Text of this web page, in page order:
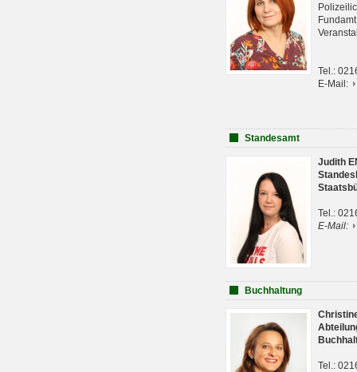
Tel.:
E-Mail:
Standesamt
Judith
Tel.:
E-Mail:
Buchhaltung
Tel.: